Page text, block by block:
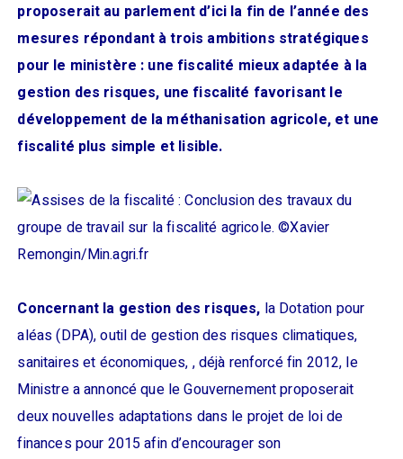
proposerait au parlement d’ici la fin de l’année des
mesures répondant à trois ambitions stratégiques
pour le ministère : une fiscalité mieux adaptée à la
gestion des risques, une fiscalité favorisant le
développement de la méthanisation agricole, et une
fiscalité plus simple et lisible.
Concernant la gestion des risques, la Dotation pour
aléas (DPA), outil de gestion des risques climatiques,
sanitaires et économiques, , déjà renforcé fin 2012, le
Ministre a annoncé que le Gouvernement proposerait
deux nouvelles adaptations dans le projet de loi de
finances pour 2015 afin d’encourager son